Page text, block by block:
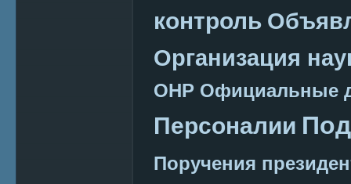
контроль
Организация
ОНР Официальные
Персоналии
Поручения